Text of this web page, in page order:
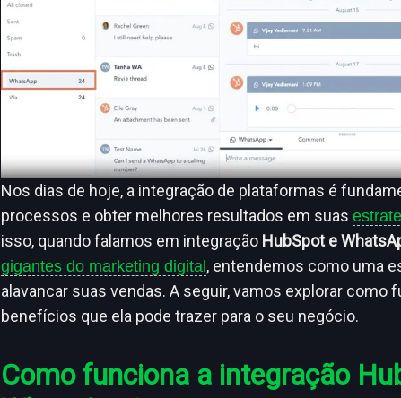
Nos dias de hoje, a integração de plataformas é
processos e obter melhores resultados em suas
isso, quando falamos em integração HubSpot e
gigantes do marketing digital , entendemos como uma
alavancar suas vendas. A seguir, vamos explorar como
benefícios que ela pode trazer para o seu negócio.
Como funciona a integração